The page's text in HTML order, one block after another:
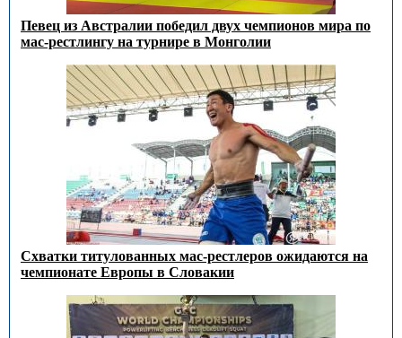
Певец из Австралии победил двух чемпионов мира по
мас-рестлингу на турнире в Монголии
Схватки титулованных мас-рестлеров ожидаются на
чемпионате Европы в Словакии